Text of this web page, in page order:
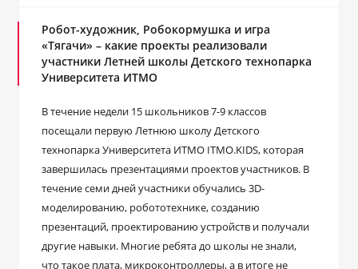
Робот-художник, Робокормушка и игра
«Тягачи» – какие проекты реализовали
участники Летней школы Детского технопарка
Университета ИТМО
В течение недели 15 школьников 7-9 классов
посещали первую Летнюю школу Детского
технопарка Университета ИТМО ITMO.KIDS, которая
завершилась презентациями проектов участников. В
течение семи дней участники обучались 3D-
моделированию, робототехнике, созданию
презентаций, проектированию устройств и получали
другие навыки. Многие ребята до школы не знали,
что такое плата, микроконтроллеры, а в итоге не